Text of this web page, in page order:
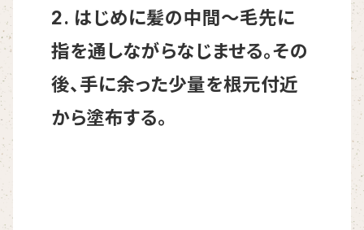
2. はじめに髪の中間～毛先に
指を通しながらなじませる。その
後、手に余った少量を根元付近
から塗布する。